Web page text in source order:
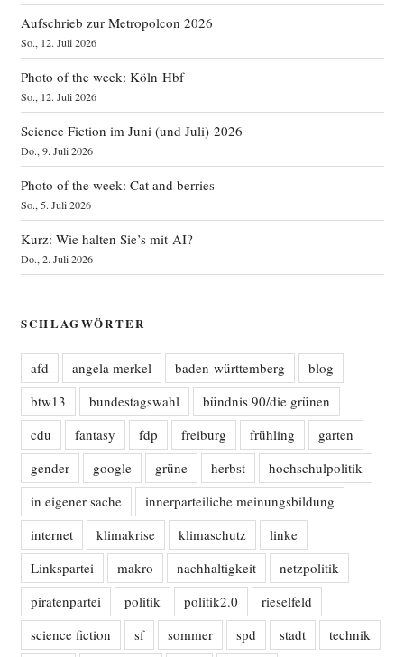
Aufschrieb zur Metropolcon 2026
So., 12. Juli 2026
Photo of the week: Köln Hbf
So., 12. Juli 2026
Science Fiction im Juni (und Juli) 2026
Do., 9. Juli 2026
Photo of the week: Cat and berries
So., 5. Juli 2026
Kurz: Wie halten Sie’s mit AI?
Do., 2. Juli 2026
SCHLAGWÖRTER
afd angela merkel baden-württemberg
blog
btw13
bundestagswahl
bündnis 90/die grünen
cdu
fantasy fdp freiburg frühling
garten
gender
google grüne herbst
hochschulpolitik
in eigener sache
innerparteiliche meinungsbildung
internet
klimakrise klimaschutz
linke
Linkspartei
makro nachhaltigkeit
netzpolitik
piratenpartei
politik politik2.0
rieselfeld
science fiction
sf sommer spd stadt
technik